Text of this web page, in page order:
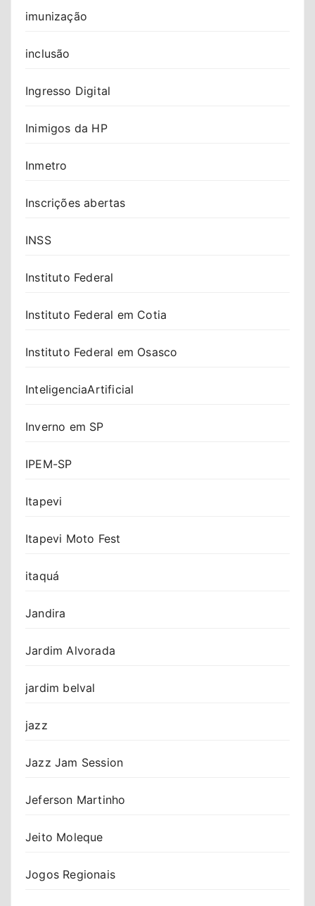
imunização
inclusão
Ingresso Digital
Inimigos da HP
Inmetro
Inscrições abertas
INSS
Instituto Federal
Instituto Federal em Cotia
Instituto Federal em Osasco
InteligenciaArtificial
Inverno em SP
IPEM-SP
Itapevi
Itapevi Moto Fest
itaquá
Jandira
Jardim Alvorada
jardim belval
jazz
Jazz Jam Session
Jeferson Martinho
Jeito Moleque
Jogos Regionais